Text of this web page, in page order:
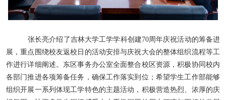
张长亮介绍了吉林大学工学学科创建70周年庆祝活动的筹备进
展，重点围绕校友返校日的活动安排与庆祝大会的整体组织流程等工
作进行详细阐述。东区事务办公室全面整合校区资源，积极协同校内
各部门推进各项筹备任务，确保工作落实到位；希望学生工作部能够
组织开展一系列体现工学特色的主题活动，积极营造热烈、浓厚的庆